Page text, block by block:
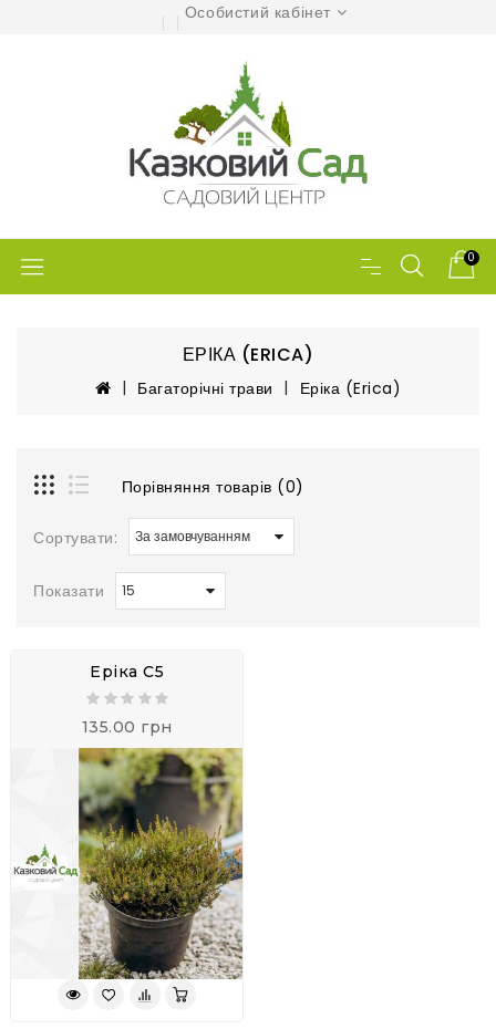
Особистий кабінет
0
ЕРІКА (ERICA)
Багаторічні трави Еріка (Erica)
Порівняння товарів (0)
Сортувати:
Показати
Еріка С5
135.00 грн